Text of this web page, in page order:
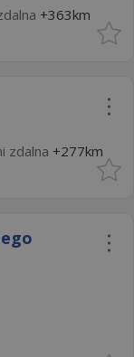
+363km
zdalna +277km